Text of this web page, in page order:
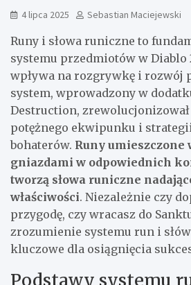
4 lipca 2025 Sebastian Maciejewski
Runy i słowa runiczne to
systemu przedmiotów w Diablo
wpływa na rozgrywkę i rozwój
system, wprowadzony w
Destruction,
potężnego ekwipunku i
bohaterów. Runy umieszczone
gniazdami w odpowiednich
tworzą słowa runiczne
właściwości. Niezależnie czy
przygodę, czy wracasz do
zrozumienie systemu run i
kluczowe dla osiągnięcia
Podstawy systemu